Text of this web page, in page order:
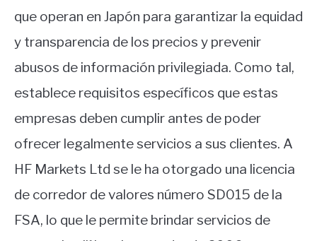
que operan en Japón para garantizar la equidad
y transparencia de los precios y prevenir
abusos de información privilegiada. Como tal,
establece requisitos específicos que estas
empresas deben cumplir antes de poder
ofrecer legalmente servicios a sus clientes. A
HF Markets Ltd se le ha otorgado una licencia
de corredor de valores número SD015 de la
FSA, lo que le permite brindar servicios de